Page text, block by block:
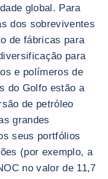
global. Para
dos sobreviventes
de fábricas para
para
e polímeros de
do Golfo estão a
de petróleo
grandes
seus portfólios
(por exemplo, a
no valor de 11,7